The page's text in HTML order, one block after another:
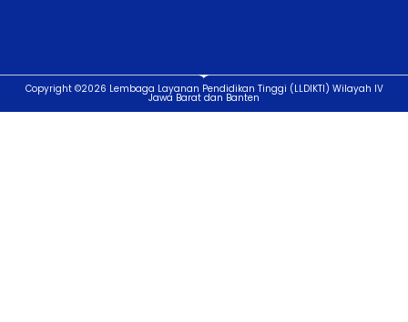
Copyright ©2026 Lembaga Layanan Pendidikan Tinggi (LLDIKTI) Wilayah IV
Jawa Barat dan Banten